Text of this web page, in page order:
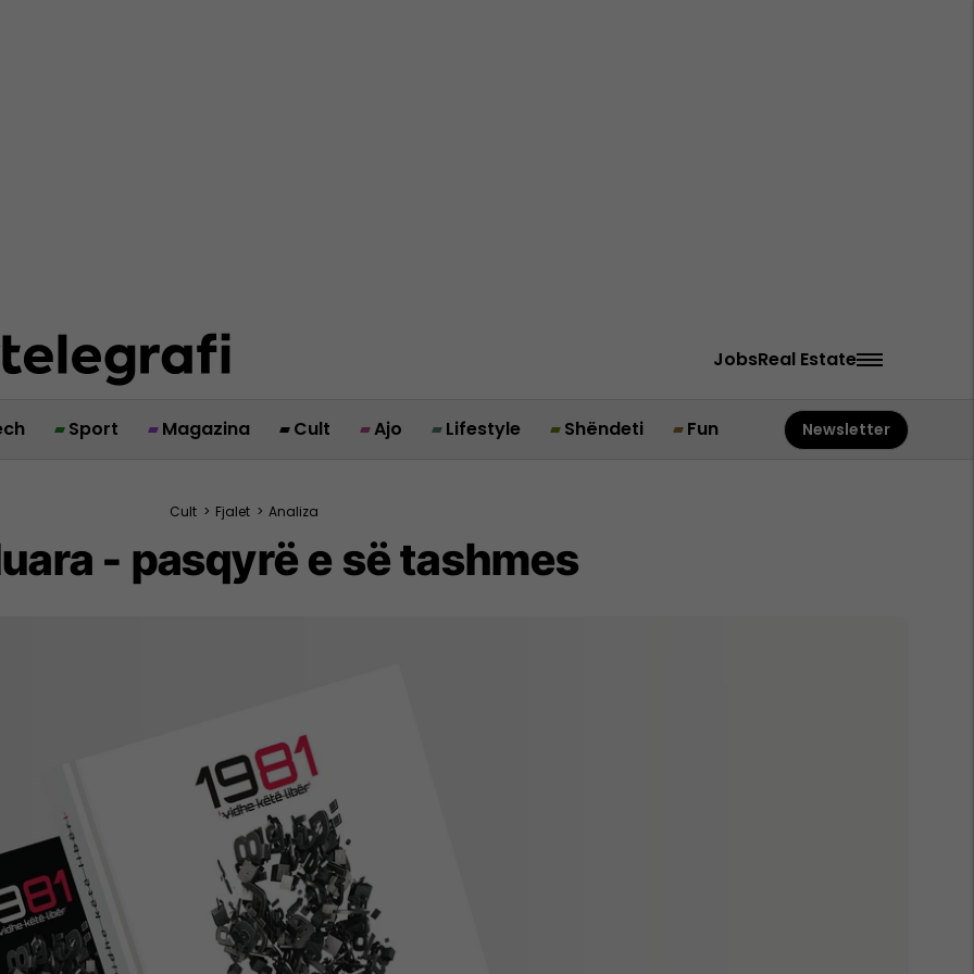
JobsReal Estate
Sport Magazina Cult Ajo Lifestyle Shëndeti Fun Newsletter
Cult > Fjalet > Analiza
- pasqyrë e së tashmes